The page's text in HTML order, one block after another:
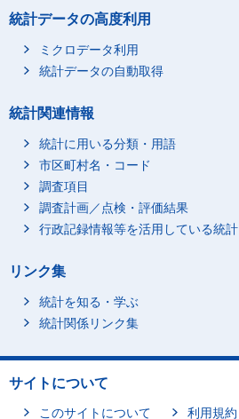
統計データの高度利用
ミクロデータ利用
統計データの自動取得
統計関連情報
統計に用いる分類・用語
市区町村名・コード
調査項目
調査計画／点検・評価結果
行政記録情報等を活用している統計
リンク集
統計を知る・学ぶ
統計関係リンク集
サイトについて
このサイトについて 利用規約